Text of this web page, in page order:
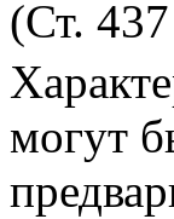
(Ст.
могут